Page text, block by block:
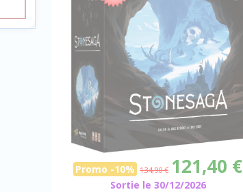
Promo -10% 134,90 € 121,40 €
Sortie le 30/12/2026